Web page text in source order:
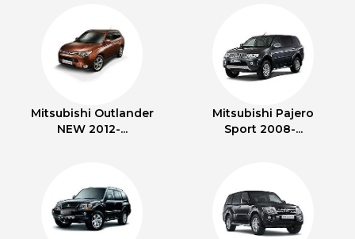
Mitsubishi Outlander
NEW 2012-...
Mitsubishi Pajero
Sport 2008-...